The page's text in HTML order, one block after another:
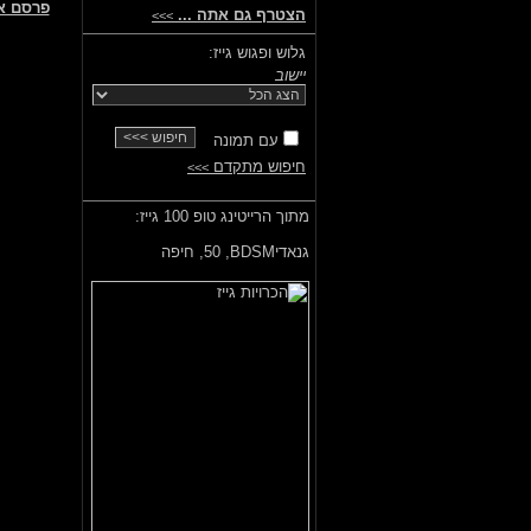
הצטרף גם אתה ... >>>
גלוש ופגוש גייז:
יישוב
עם תמונה
חיפוש מתקדם >>>
מתוך הרייטינג טופ 100 גייז:
גנאדיBDSM,
50, חיפה
פרסם